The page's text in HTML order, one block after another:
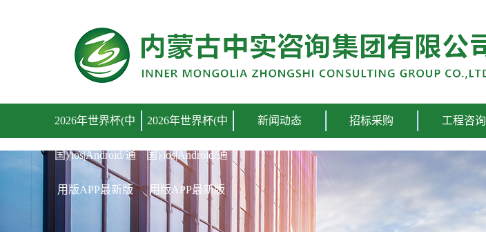
2026年世界杯(中
国)|ios|Android/通
用版APP最新版
2026年世界杯(中
国)|ios|Android/通
用版APP最新版
新闻动态 招标采购 工程咨询